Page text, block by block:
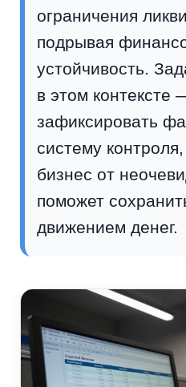
ограничения
подрывая
устойчивость.
в этом контексте
зафиксировать
систему
бизнес от
поможет
движением денег.